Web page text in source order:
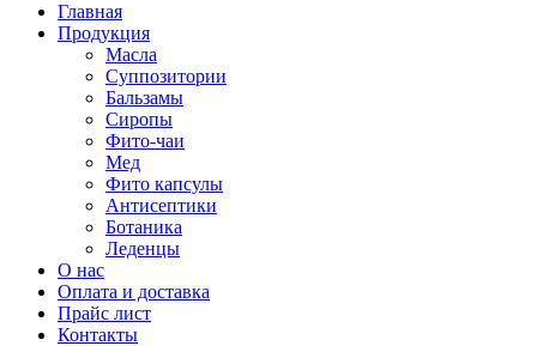
Главная
Продукция
Масла
Суппозитории
Бальзамы
Сиропы
Фито-чаи
Мед
Фито капсулы
Антисептики
Ботаника
Леденцы
О нас
Оплата и доставка
Прайс лист
Контакты